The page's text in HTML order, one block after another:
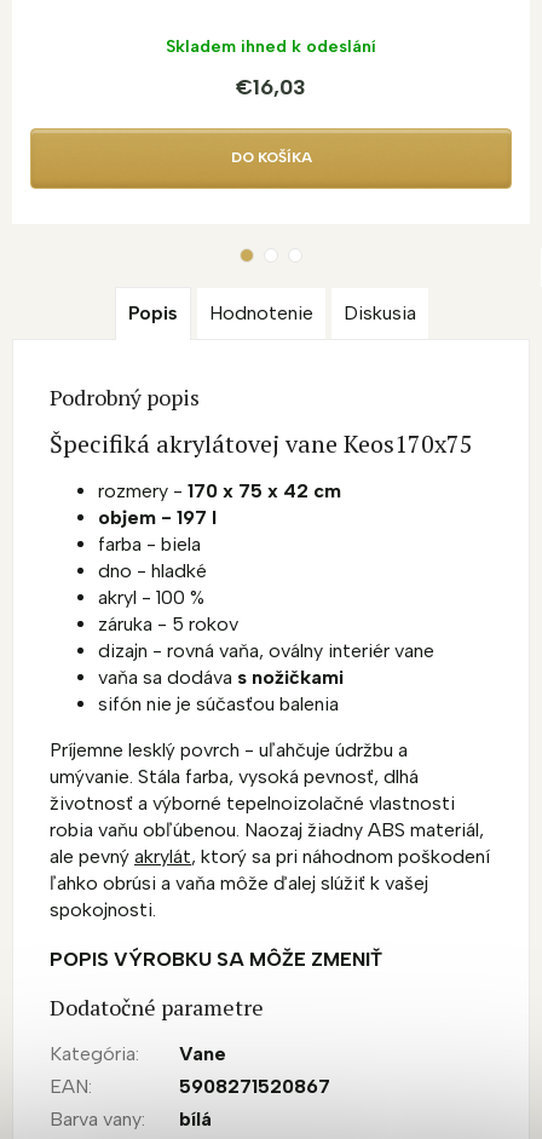
Skladem ihned k odeslání
€16,03
DO KOŠÍKA
Popis Hodnotenie Diskusia
Podrobný popis
Špecifiká akrylátovej vane Keos170x75
rozmery - 170 x 75 x 42 cm
objem - 197 l
farba - biela
dno - hladké
akryl - 100 %
záruka - 5 rokov
dizajn - rovná vaňa, oválny interiér vane
vaňa sa dodáva s nožičkami
sifón nie je súčasťou balenia
Príjemne lesklý povrch - uľahčuje údržbu a
umývanie. Stála farba, vysoká pevnosť, dlhá
životnosť a výborné tepelnoizolačné vlastnosti
robia vaňu obľúbenou. Naozaj žiadny ABS materiál,
ale pevný akrylát, ktorý sa pri náhodnom poškodení
ľahko obrúsi a vaňa môže ďalej slúžiť k vašej
spokojnosti.
POPIS VÝROBKU SA MÔŽE ZMENIŤ
Dodatočné parametre
Kategória:
Vane
EAN:
5908271520867
Barva vany: bílá